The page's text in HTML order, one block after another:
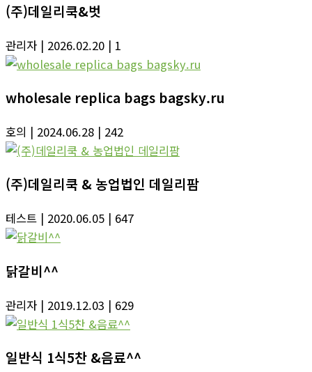
(주)데일리쿡&벗
관리자 | 2026.02.20 | 1
wholesale replica bags bagsky.ru
호의 | 2024.06.28 | 242
(주)데일리쿡 & 농업법인 데일리팜
테스트 | 2020.06.05 | 647
닭갈비^^
관리자 | 2019.12.03 | 629
일반식 1식5찬 &음료^^